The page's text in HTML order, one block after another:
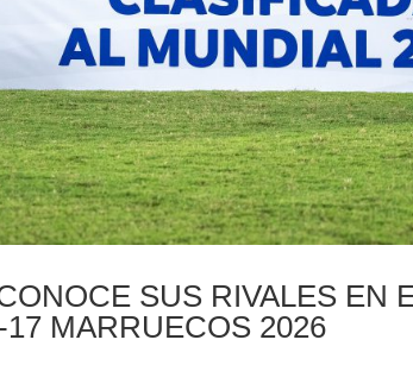
SUS RIVALES EN
MARRUECOS 2026